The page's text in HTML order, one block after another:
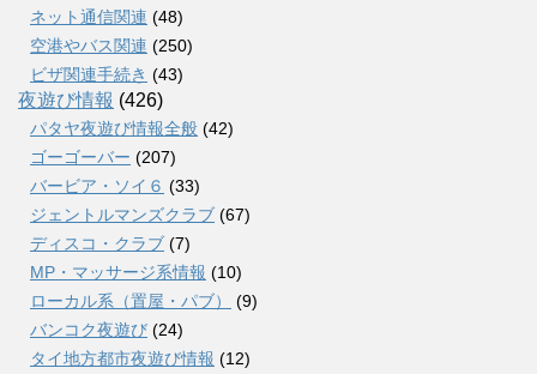
ネット通信関連 (48)
空港やバス関連 (250)
ビザ関連手続き (43)
夜遊び情報 (426)
パタヤ夜遊び情報全般 (42)
ゴーゴーバー (207)
バービア・ソイ６ (33)
ジェントルマンズクラブ (67)
ディスコ・クラブ (7)
MP・マッサージ系情報 (10)
ローカル系（置屋・パブ）
(9)
バンコク夜遊び (24)
タイ地方都市夜遊び情報 (12)